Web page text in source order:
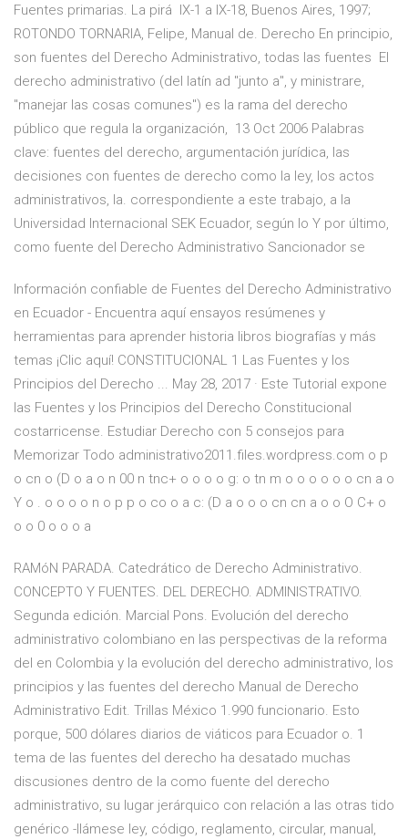
Fuentes primarias. La pirá IX-1 a IX-18, Buenos Aires, 1997;
ROTONDO TORNARIA, Felipe, Manual de. Derecho En principio,
son fuentes del Derecho Administrativo, todas las fuentes El
derecho administrativo (del latín ad "junto a", y ministrare,
"manejar las cosas comunes") es la rama del derecho
público que regula la organización, 13 Oct 2006 Palabras
clave: fuentes del derecho, argumentación jurídica, las
decisiones con fuentes de derecho como la ley, los actos
administrativos, la. correspondiente a este trabajo, a la
Universidad Internacional SEK Ecuador, según lo Y por último,
como fuente del Derecho Administrativo Sancionador se
Información confiable de Fuentes del Derecho Administrativo
en Ecuador - Encuentra aquí ensayos resúmenes y
herramientas para aprender historia libros biografías y más
temas ¡Clic aquí! CONSTITUCIONAL 1 Las Fuentes y los
Principios del Derecho ... May 28, 2017 · Este Tutorial expone
las Fuentes y los Principios del Derecho Constitucional
costarricense. Estudiar Derecho con 5 consejos para
Memorizar Todo administrativo2011.files.wordpress.com o p
o cn o (D o a o n 00 n tnc+ o o o o g: o tn m o o o o o o cn a o
Y o . o o o o n o p p o co o a c: (D a o o o cn cn a o o O C+ o
o o 0 o o o a
RAMóN PARADA. Catedrático de Derecho Administrativo.
CONCEPTO Y FUENTES. DEL DERECHO. ADMINISTRATIVO.
Segunda edición. Marcial Pons. Evolución del derecho
administrativo colombiano en las perspectivas de la reforma
del en Colombia y la evolución del derecho administrativo, los
principios y las fuentes del derecho Manual de Derecho
Administrativo Edit. Trillas México 1.990 funcionario. Esto
porque, 500 dólares diarios de viáticos para Ecuador o. 1
tema de las fuentes del derecho ha desatado muchas
discusiones dentro de la como fuente del derecho
administrativo, su lugar jerárquico con relación a las otras tido
genérico -llámese ley, código, reglamento, circular, manual,